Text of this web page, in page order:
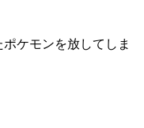
ケモンを放してしま